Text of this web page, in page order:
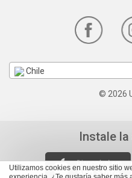
Utilizamos cookies en nuestro sitio
Chile
© 2026
Instale